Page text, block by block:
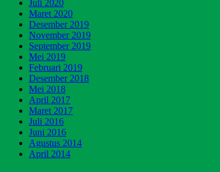
Juli 2020
Maret 2020
Desember 2019
November 2019
September 2019
Mei 2019
Februari 2019
Desember 2018
Mei 2018
April 2017
Maret 2017
Juli 2016
Juni 2016
Agustus 2014
April 2014